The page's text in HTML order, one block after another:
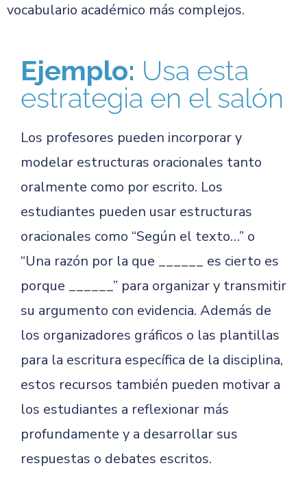
vocabulario académico más complejos.
Ejemplo: Usa esta
estrategia en el salón
Los profesores pueden incorporar y
modelar estructuras oracionales tanto
oralmente como por escrito. Los
estudiantes pueden usar estructuras
oracionales como “Según el texto…” o
“Una razón por la que ______ es cierto es
porque ______” para organizar y transmitir
su argumento con evidencia. Además de
los organizadores gráficos o las plantillas
para la escritura específica de la disciplina,
estos recursos también pueden motivar a
los estudiantes a reflexionar más
profundamente y a desarrollar sus
respuestas o debates escritos.